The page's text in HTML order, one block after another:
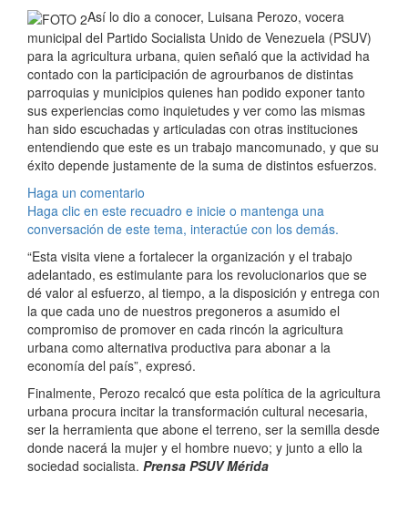
Así lo dio a conocer, Luisana Perozo, vocera
municipal del Partido Socialista Unido de Venezuela (PSUV)
para la agricultura urbana, quien señaló que la actividad ha
contado con la participación de agrourbanos de distintas
parroquias y municipios quienes han podido exponer tanto
sus experiencias como inquietudes y ver como las mismas
han sido escuchadas y articuladas con otras instituciones
entendiendo que este es un trabajo mancomunado, y que su
éxito depende justamente de la suma de distintos esfuerzos.
Haga un comentario
Haga clic en este recuadro e inicie o mantenga una
conversación de este tema, interactúe con los demás.
“Esta visita viene a fortalecer la organización y el trabajo
adelantado, es estimulante para los revolucionarios que se
dé valor al esfuerzo, al tiempo, a la disposición y entrega con
la que cada uno de nuestros pregoneros a asumido el
compromiso de promover en cada rincón la agricultura
urbana como alternativa productiva para abonar a la
economía del país”, expresó.
Finalmente, Perozo recalcó que esta política de la agricultura
urbana procura incitar la transformación cultural necesaria,
ser la herramienta que abone el terreno, ser la semilla desde
donde nacerá la mujer y el hombre nuevo; y junto a ello la
sociedad socialista. Prensa PSUV Mérida